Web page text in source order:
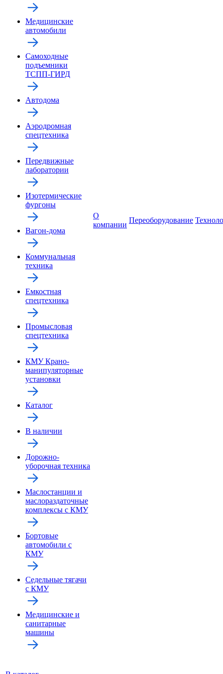
Медицинские
автомобили
Самоходные
подъемники
ТСПП-ГИРД
Автодома
Аэродромная
спецтехника
Передвижные
лаборатории
Изотермические
фургоны
Вагон-дома
Коммунальная
техника
Емкостная
спецтехника
Промысловая
спецтехника
КМУ Крано-
манипуляторные
установки
Каталог
В наличии
Дорожно-
уборочная техника
Маслостанции и
маслораздаточные
комплексы с КМУ
Бортовые
автомобили с
КМУ
Седельные тягачи
с КМУ
Медицинские и
санитарные
машины
О
компании
Переоборудование